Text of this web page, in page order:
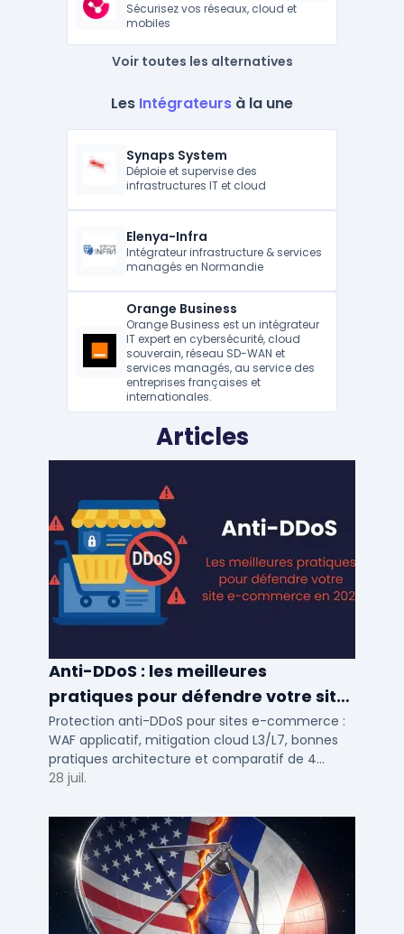
Sécurisez vos réseaux, cloud et
mobiles
Voir toutes les alternatives
Les Intégrateurs à la une
Synaps System
Déploie et supervise des
infrastructures IT et cloud
Elenya-Infra
Intégrateur infrastructure & services
managés en Normandie
Orange Business
Orange Business est un intégrateur
IT expert en cybersécurité, cloud
souverain, réseau SD-WAN et
services managés, au service des
entreprises françaises et
internationales.
Articles
Anti-DDoS : les meilleures
pratiques pour défendre votre site
e-commerce en 2025
Protection anti-DDoS pour sites e-commerce :
WAF applicatif, mitigation cloud L3/L7, bonnes
pratiques architecture et comparatif de 4
solutions testees par des DSI en 2025.
28 juil.